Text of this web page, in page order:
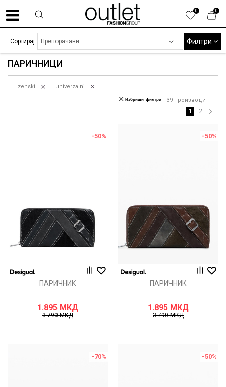
0
0
ПАРИЧНИЦИ
Сортирај Филтри
zenski univerzalni
39 производи
Избриши филтри
1 2
-50%
ПАРИЧНИК
1.895 МКД
3.790МКД
-50%
ПАРИЧНИК
1.895 МКД
3.790МКД
-70% -50%